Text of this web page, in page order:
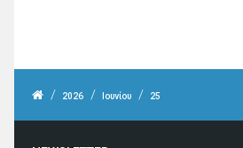
/ 2026 / Ιουνίου / 25